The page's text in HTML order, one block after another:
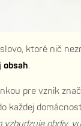
ktoré nič
obsah.
pre vznik
každej
obdiv,